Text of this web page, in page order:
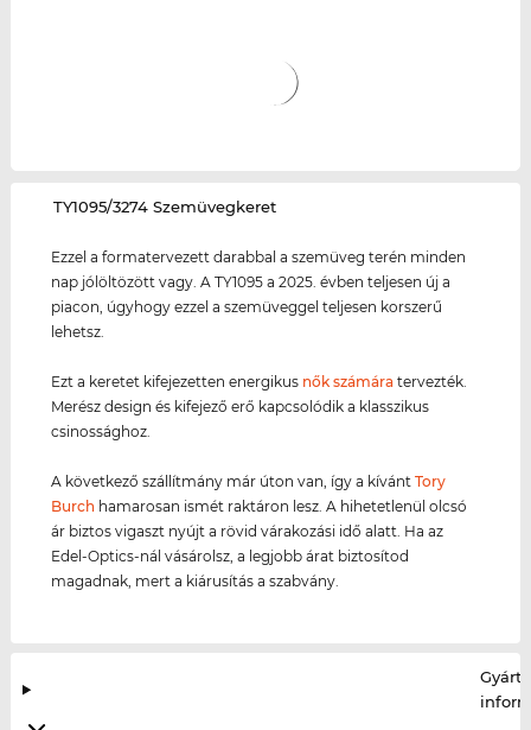
‌TY1095/3274 Szemüvegkeret
Ezzel a formatervezett darabbal a szemüveg terén minden
nap jólöltözött vagy. A TY1095 a 2025. évben teljesen új a
piacon, úgyhogy ezzel a szemüveggel teljesen korszerű
lehetsz.
Ezt a keretet kifejezetten energikus nők számára tervezték.
Merész design és kifejező erő kapcsolódik a klasszikus
csinossághoz.
A következő szállítmány már úton van, így a kívántTory
Burch hamarosan ismét raktáron lesz. A hihetetlenül olcsó
ár biztos vigaszt nyújt a rövid várakozási idő alatt. Ha az
Edel-Optics-nál vásárolsz, a legjobb árat biztosítod
magadnak, mert a kiárusítás a szabvány.